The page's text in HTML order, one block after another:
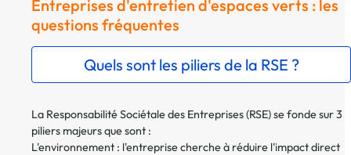
Entreprises d'entretien d'espaces verts : les
questions fréquentes
Quels sont les piliers de la RSE ?
La Responsabilité Sociétale des Entreprises (RSE) se fonde sur 3
piliers majeurs que sont :
L'environnement : l'entreprise cherche à réduire l'impact direct